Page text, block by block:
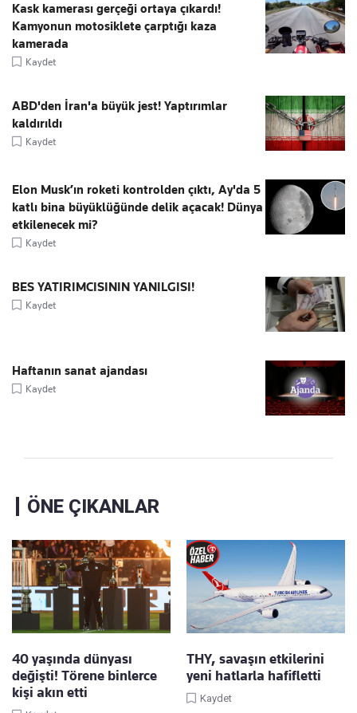
Kask kamerası gerçeği ortaya çıkardı!
Kamyonun motosiklete çarptığı kaza
kamerada
Kaydet
ABD'den İran'a büyük jest! Yaptırımlar
kaldırıldı
Kaydet
Elon Musk’ın roketi kontrolden çıktı, Ay'da 5
katlı bina büyüklüğünde delik açacak! Dünya
etkilenecek mi?
Kaydet
BES YATIRIMCISININ YANILGISI!
Kaydet
Haftanın sanat ajandası
Kaydet
ÖNE ÇIKANLAR
40 yaşında dünyası
değişti! Törene binlerce
kişi akın etti
THY, savaşın etkilerini
yeni hatlarla hafifletti
Kaydet